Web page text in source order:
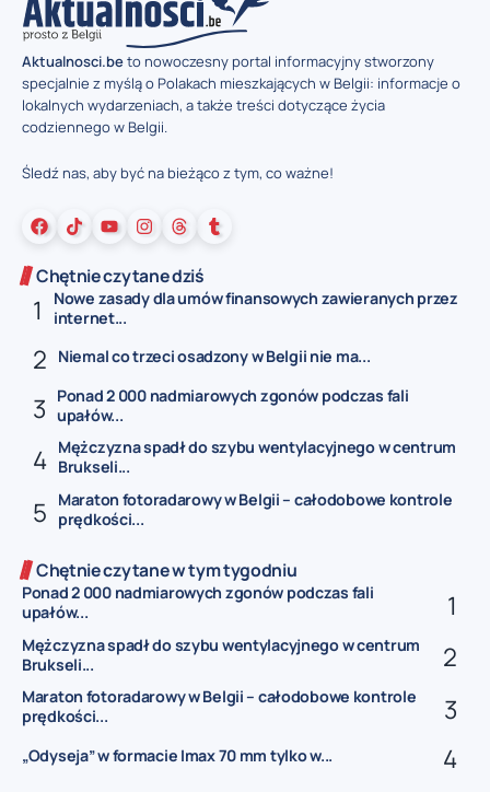
Aktualnosci.beto nowoczesny portal informacyjny stworzony
specjalnie z myślą o Polakach mieszkających w Belgii: informacje o
lokalnych wydarzeniach, a także treści dotyczące życia
codziennego w Belgii.
Śledź nas, aby być na bieżąco z tym, co ważne!
Chętnie czytane dziś
Nowe zasady dla umów finansowych zawieranych przez
internet...
Niemal co trzeci osadzony w Belgii nie ma...
Ponad 2 000 nadmiarowych zgonów podczas fali
upałów...
Mężczyzna spadł do szybu wentylacyjnego w centrum
Brukseli...
Maraton fotoradarowy w Belgii – całodobowe kontrole
prędkości...
Chętnie czytane w tym tygodniu
Ponad 2 000 nadmiarowych zgonów podczas fali
upałów...
Mężczyzna spadł do szybu wentylacyjnego w centrum
Brukseli...
Maraton fotoradarowy w Belgii – całodobowe kontrole
prędkości...
„Odyseja” w formacie Imax 70 mm tylko w...